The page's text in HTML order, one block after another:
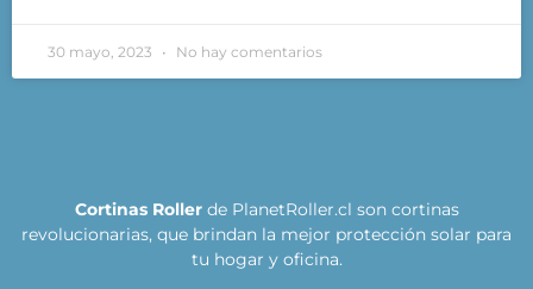
30 mayo, 2023 No hay comentarios
Cortinas Rollerde PlanetRoller.cl son cortinas
revolucionarias, que brindan la mejor protección solar para
tu hogar y oficina.